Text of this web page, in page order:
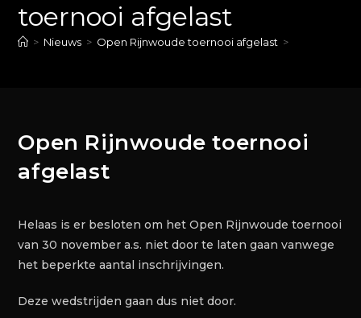
toernooi afgelast
> Nieuws > Open Rijnwoude toernooi afgelast >
Open Rijnwoude toernooi
afgelast
Helaas is er besloten om het Open Rijnwoude toernooi
van 30 november a.s. niet door te laten gaan vanwege
het beperkte aantal inschrijvingen.
Deze wedstrijden gaan dus niet door.